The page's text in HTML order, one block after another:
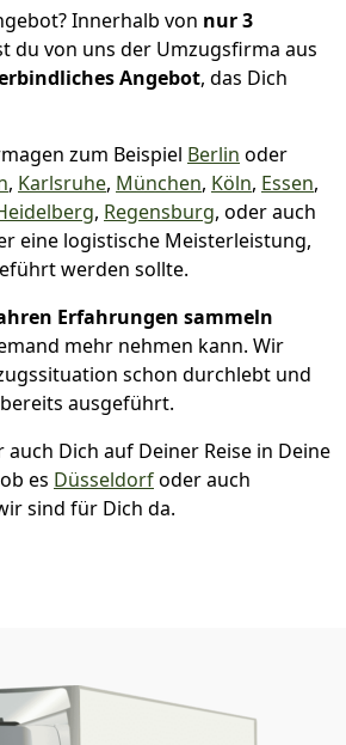
Innerhalb von nur 3
du von uns der Umzugsfirma aus
Angebot, das Dich
zum Beispiel Berlin oder
, Karlsruhe, München, Köln, Essen,
, Regensburg, oder auch
eine logistische Meisterleistung,
werden sollte.
Erfahrungen sammeln
mehr nehmen kann. Wir
schon durchlebt und
ausgeführt.
Dich auf Deiner Reise in Deine
es Düsseldorfoder auch
sind für Dich da.